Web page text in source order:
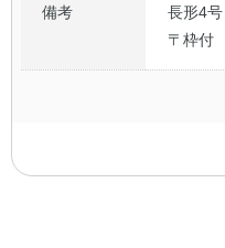
備考
長形4
〒枠付